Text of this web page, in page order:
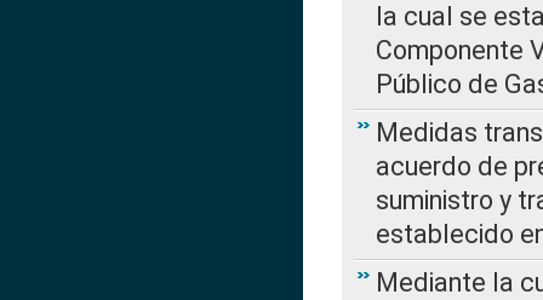
la cual se
Componente
Público de
Medidas
acuerdo de
suministro y
establecido
Mediante la